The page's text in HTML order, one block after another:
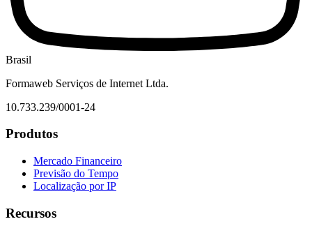
Brasil
Formaweb Serviços de Internet Ltda.
10.733.239/0001-24
Produtos
Mercado Financeiro
Previsão do Tempo
Localização por IP
Recursos